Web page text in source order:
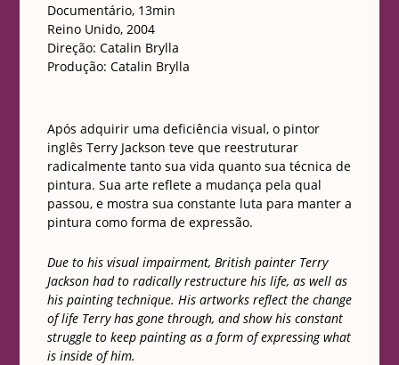
Documentário, 13min
Reino Unido, 2004
Direção: Catalin Brylla
Produção: Catalin Brylla
Após adquirir uma deficiência visual, o pintor
inglês Terry Jackson teve que reestruturar
radicalmente tanto sua vida quanto sua técnica de
pintura. Sua arte reflete a mudança pela qual
passou, e mostra sua constante luta para manter a
pintura como forma de expressão.
Due to his visual impairment, British painter Terry
Jackson had to radically restructure his life, as well as
his painting technique. His artworks reflect the change
of life Terry has gone through, and show his constant
struggle to keep painting as a form of expressing what
is inside of him.